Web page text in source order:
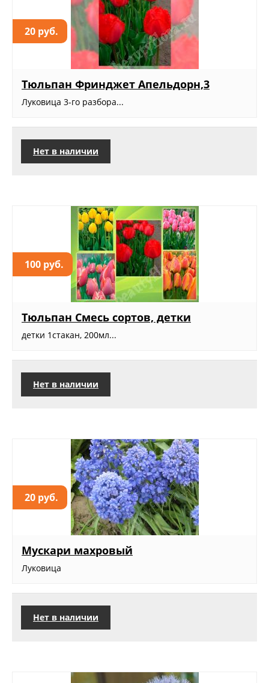
20 руб.
Тюльпан Фринджет Апельдорн,3
Луковица 3-го разбора...
Нет в наличии
100 руб.
Тюльпан Смесь сортов, детки
детки 1стакан, 200мл...
Нет в наличии
20 руб.
Мускари махровый
Луковица
Нет в наличии